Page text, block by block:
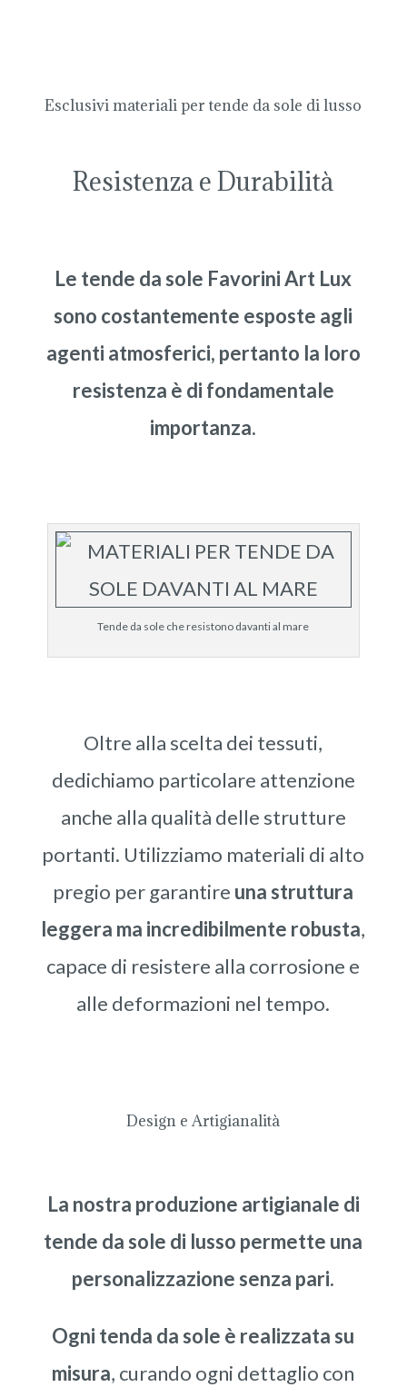
Esclusivi materiali per tende da sole di lusso
Resistenza e Durabilità
Le tende da sole Favorini Art Lux
sono costantemente esposte agli
agenti atmosferici, pertanto la loro
resistenza è di fondamentale
importanza.
Tende da sole che resistono davanti al mare
Oltre alla scelta dei tessuti,
dedichiamo particolare attenzione
anche alla qualità delle strutture
portanti. Utilizziamo materiali di alto
pregio per garantire una struttura
leggera ma incredibilmente robusta,
capace di resistere alla corrosione e
alle deformazioni nel tempo.
Design e Artigianalità
La nostra produzione artigianale di
tende da sole di lusso permette una
personalizzazione senza pari.
Ogni tenda da sole è realizzata su
misura, curando ogni dettaglio con